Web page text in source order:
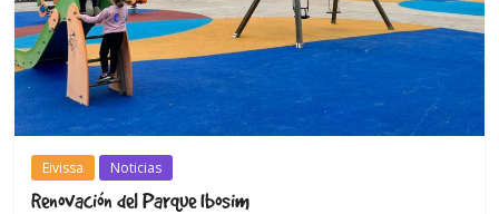
Eivissa Noticias
Renovación del Parque Ibosim